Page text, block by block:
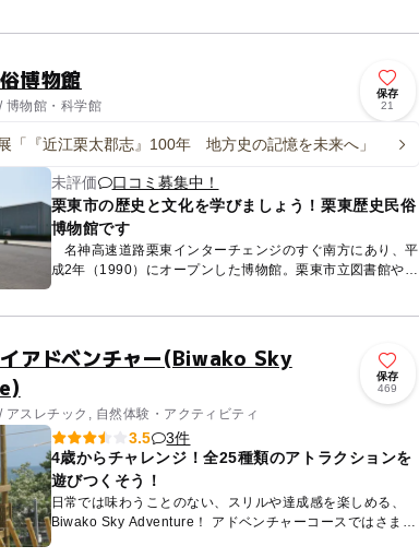
博物館
博物館・科学館
保存
21
「『近江栗太郡志』100年 地方史の記憶を未来へ」
未評価
口コミ募集中！
栗東市の歴史と文化を学びましょう！栗東歴史民俗
博物館です
名神高速道路栗東インターチェンジのすぐ南方にあり、平
成2年（1990）にオープンした博物館。栗東市立図書館や栗
東自然観察の森など、栗東市の文化施設が集まる一帯に立地
アドベンチャー(Biwako Sky
アスレチック, 自然体験・アクティビティ
保存
469
3.5
3件
4歳からチャレンジ！全25種類のアトラクションを
遊びつくそう！
日常では味わうことのない、スリルや達成感を楽しめる、
Biwako Sky Adventure！ アドベンチャーコースではさまざ
まなアトラクションがあり、ドキドキハラハラ...